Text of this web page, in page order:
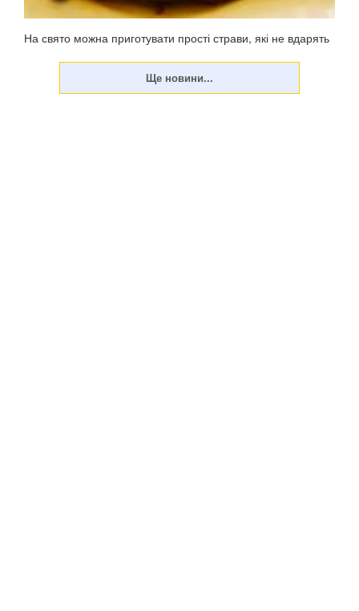
На свято можна приготувати прості страви, які не вдарять
Христове). Традиційно меню на Паску жирне, у ньому